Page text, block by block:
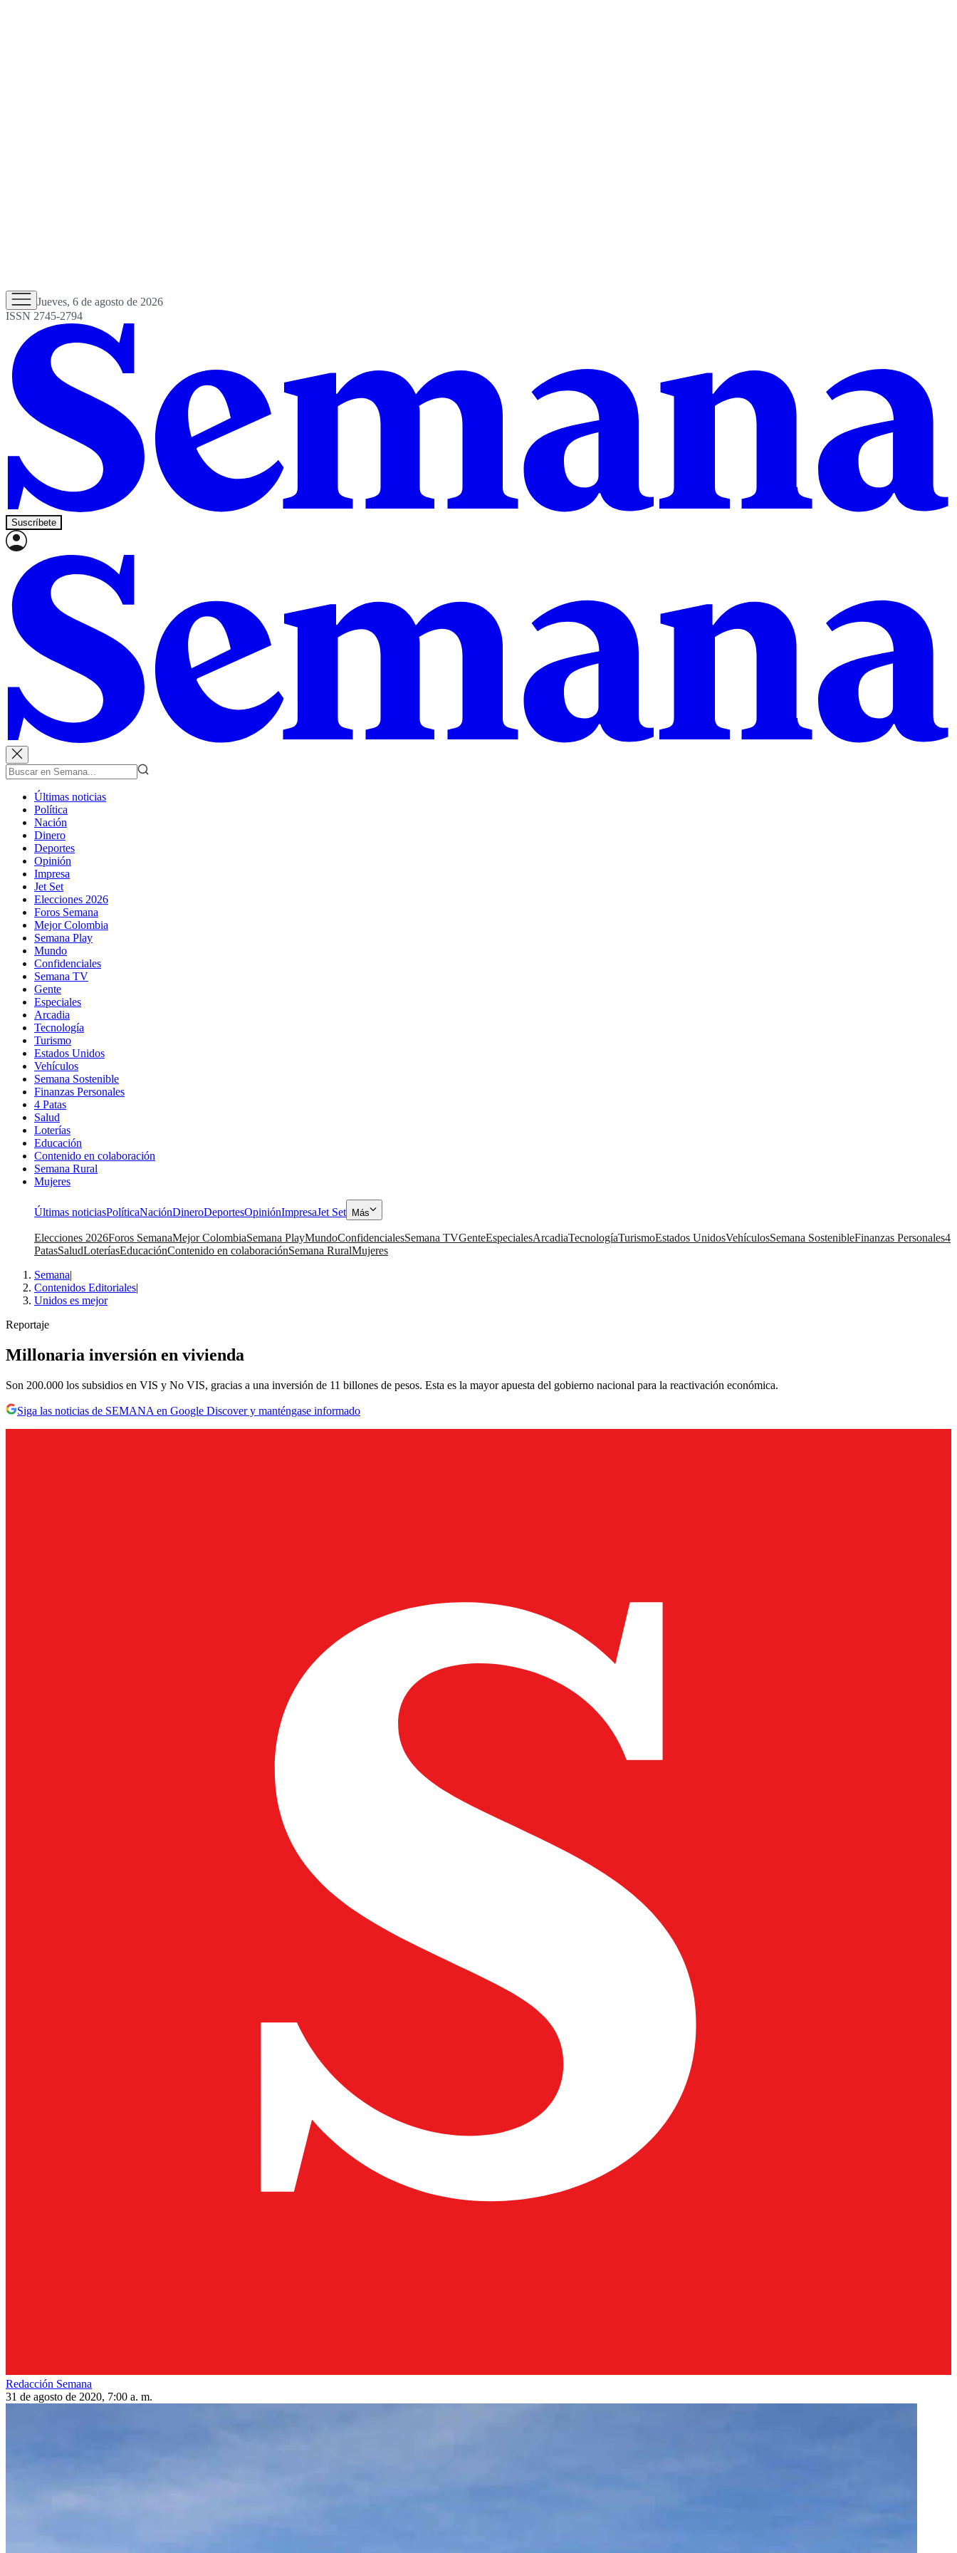
Jueves, 6 de agosto de 2026
ISSN 2745-2794
Suscríbete
Últimas noticias
Política
Nación
Dinero
Deportes
Opinión
Impresa
Jet Set
Elecciones 2026
Foros Semana
Mejor Colombia
Semana Play
Mundo
Confidenciales
Semana TV
Gente
Especiales
Arcadia
Tecnología
Turismo
Estados Unidos
Vehículos
Semana Sostenible
Finanzas Personales
4 Patas
Salud
Loterías
Educación
Contenido en colaboración
Semana Rural
Mujeres
Últimas noticiasPolíticaNaciónDineroDeportesOpiniónImpresaJet Set Más
Elecciones 2026Foros SemanaMejor ColombiaSemana PlayMundoConfidencialesSemana TVGenteEspecialesArcadiaTecnologíaTurismoEstados UnidosVehículosSemana SostenibleFinanzas Personales4
PatasSaludLoteríasEducaciónContenido en colaboraciónSemana RuralMujeres
Semana|
Contenidos Editoriales|
Unidos es mejor
Reportaje
Millonaria inversión en vivienda
Son 200.000 los subsidios en VIS y No VIS, gracias a una inversión de 11 billones de pesos. Esta es la mayor apuesta del gobierno nacional para la reactivación económica.
Siga las noticias de SEMANA en Google Discover y manténgase informado
Redacción Semana
31 de agosto de 2020, 7:00 a. m.